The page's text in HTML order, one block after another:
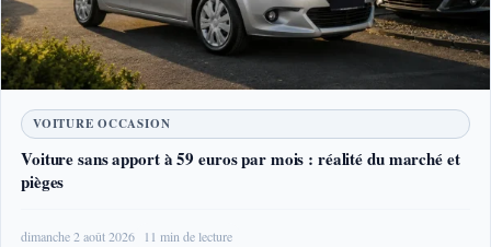
VOITURE OCCASION
Voiture sans apport à 59 euros par mois : réalité du marché et
pièges
dimanche 2 août 2026 11 min de lecture